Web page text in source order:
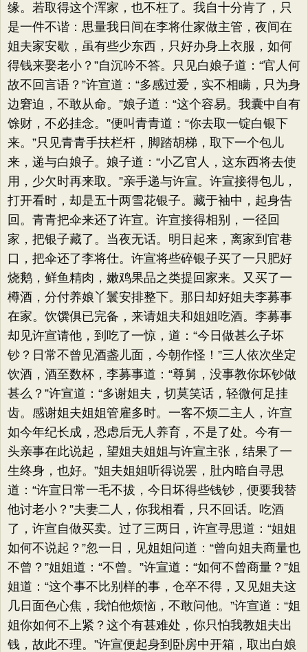
缘。若取得这个浑家，也不枉了。我自十分肯了，只
是一件不谐：思量我日间在李将仕家做主管，夜间在
姐夫家安歇，虽有些少东西，只好办身上衣服，如何
得钱来娶老小？​”自沉吟不答。只见白娘子道：​“官人何
故不回言语？​”许宣道：​“多感过爱，实不相瞒，只为身
边窘迫，不敢从命。​”娘子道：​“这个容易。我囊中自有
馀财，不必挂念。​”便叫青青道：​“你去取一锭白银下
来。​”只见青青手扶栏杆，脚踏胡梯，取下一个包儿
来，递与白娘子。娘子道：​“小乙官人，这东西将去使
用，少欠时再来取。​”亲手递与许宣。许宣接得包儿，
打开看时，却是五十两雪花银子。藏于袖中，起身告
回。青青把伞来还了许宣。许宣接得相别，一径回
家，把银子藏了。当夜无话。明日起来，离家到官巷
口，把伞还了李将仕。许宣将些碎银子买了一只肥好
烧鹅，鲜鱼精肉，嫩鸡果品之类提回家来。又买了一
樽酒，分付养娘丫鬟安排整下。那日却好姐夫李募事
在家。饮馔俱已完备，来请姐夫和姐姐吃酒。李募事
却见许宣请他，到吃了一惊，道：​“今日做甚么子坏
钞？日常不曾见酒盏儿面，今朝作怪！”三人依次坐定
饮酒，酒至数杯，李募事道：​“尊舅，没事教你坏钞做
甚么？​”许宣道：​“多谢姐夫，切莫笑话，轻微何足挂
齿。感谢姐夫姐姐管雇多时。一客不烦二主人，许宣
如今年纪长成，恐虑后无人养育，不是了处。今有一
头亲事在此说起，望姐夫姐姐与许宣主张，结果了一
生终身，也好。​”姐夫姐姐听得说罢，肚内暗自寻思
道：​“许宣日常一毛不拔，今日坏得些钱钞，便要我替
他讨老小？​”夫妻二人，你我相看，只不回话。吃酒
了，许宣自做买卖。过了三两日，许宣寻思道：​“姐姐
如何不说起？​”忽一日，见姐姐问道：​“曾向姐夫商量也
不曾？​”姐姐道：​“不曾。​”许宣道：​“如何不曾商量？​”姐
姐道：​“这个事不比别样的事，仓卒不得，又见姐夫这
几日面色心焦，我怕他烦恼，不敢问他。​”许宣道：​“姐
姐你如何不上紧？这个有甚难处，你只怕我教姐夫出
钱，故此不理。​”许宣便起身到卧房中开箱，取出白娘